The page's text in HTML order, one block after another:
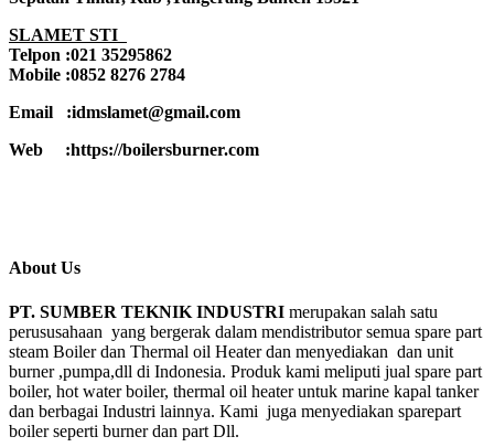
SLAMET STI
Telpon :021 35295862
Mobile :0852 8276 2784
Email :idmslamet@gmail.com
Web :https://boilersburner.com
About Us
PT. SUMBER TEKNIK INDUSTRI merupakan salah satu
perususahaan yang bergerak dalam mendistributor semua spare part
steam Boiler dan Thermal oil Heater dan menyediakan dan unit
burner ,pumpa,dll di Indonesia. Produk kami meliputi jual spare part
boiler, hot water boiler, thermal oil heater untuk marine kapal tanker
dan berbagai Industri lainnya. Kami juga menyediakan sparepart
boiler seperti burner dan part Dll.